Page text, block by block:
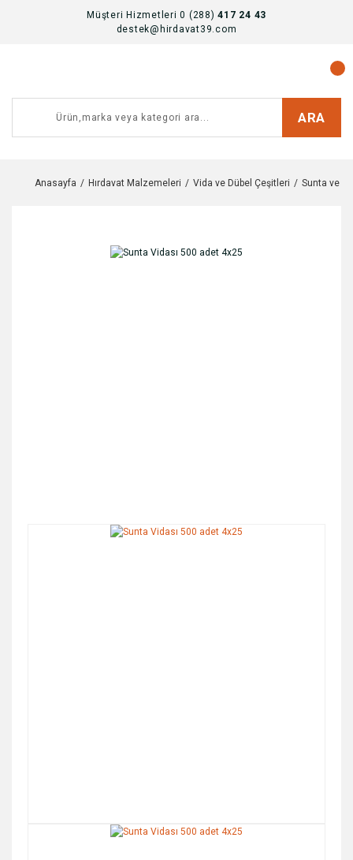
Müşteri Hizmetleri 0 (288)417 24 43
destek@hirdavat39.com
ARA
Anasayfa Hırdavat Malzemeleri Vida ve Dübel Çeşitleri Sunta ve